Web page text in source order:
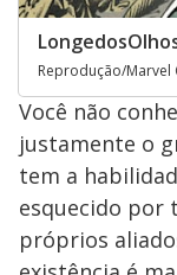
Reprodução/Marvel
Você não
justamente o
tem a
esquecido por
próprios